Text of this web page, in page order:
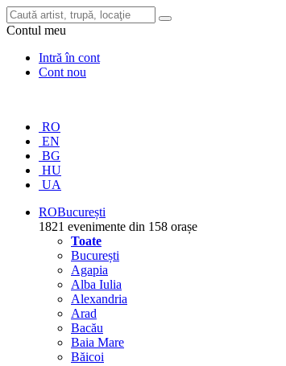
Contul meu
Intră în cont
Cont nou
RO
EN
BG
HU
UA
ROBucurești
1821 evenimente din 158 orașe
Toate
București
Agapia
Alba Iulia
Alexandria
Arad
Bacău
Baia Mare
Băicoi